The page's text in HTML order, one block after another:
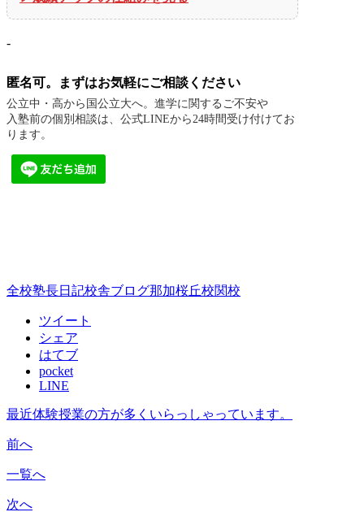
-
匿名可。まずはお気軽にご相談ください
公立中・高から国公立大へ。進学に関するご不安や
入塾前の個別相談は、公式LINEから24時間受け付けてお
ります。
全校塾長日記校舎ブログ那加桜丘校関校
ツイート
シェア
はてブ
pocket
LINE
最近体験授業の方が多くいらっしゃっています。
前へ
一覧へ
次へ